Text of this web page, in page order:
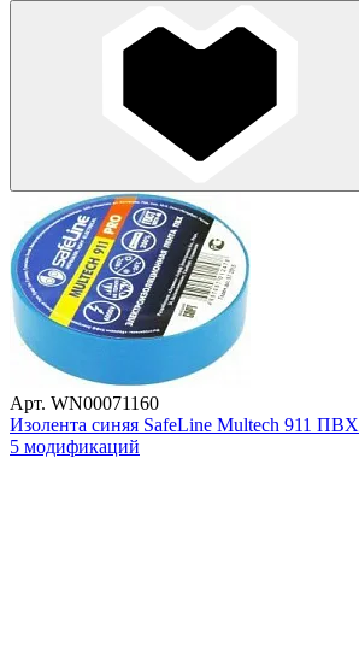
Арт. WN00071160
Изолента синяя SafeLine Multech 911 ПВХ
5 модификаций